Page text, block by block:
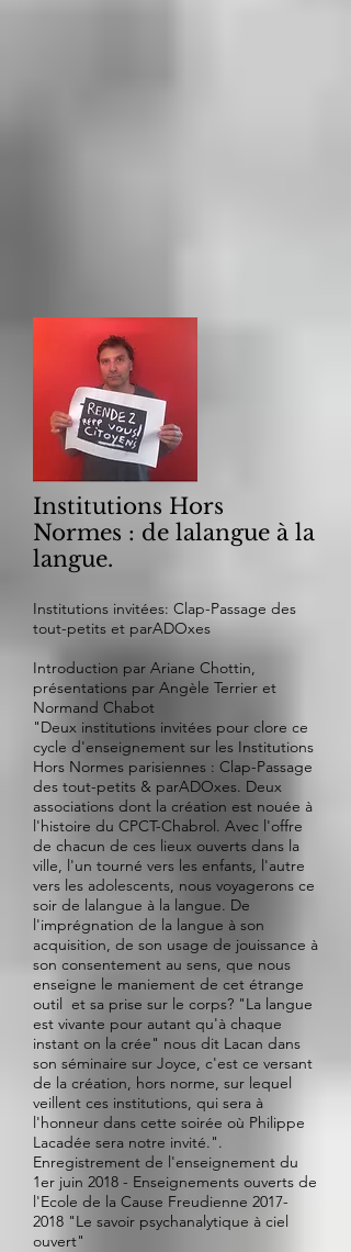
Institutions Hors
Normes : de lalangue à la
langue.
Institutions invitées: Clap-Passage des
tout-petits et parADOxes
Introduction par Ariane Chottin,
présentations par Angèle Terrier et
Normand Chabot
"Deux institutions invitées pour clore ce
cycle d'enseignement sur les Institutions
Hors Normes parisiennes : Clap-Passage
des tout-petits & parADOxes. Deux
associations dont la création est nouée à
l'histoire du CPCT-Chabrol. Avec l'offre
de chacun de ces lieux ouverts dans la
ville, l'un tourné vers les enfants, l'autre
vers les adolescents, nous voyagerons ce
soir de lalangue à la langue. De
l'imprégnation de la langue à son
acquisition, de son usage de jouissance à
son consentement au sens, que nous
enseigne le maniement de cet étrange
outil et sa prise sur le corps? "La langue
est vivante pour autant qu'à chaque
instant on la crée" nous dit Lacan dans
son séminaire sur Joyce, c'est ce versant
de la création, hors norme, sur lequel
veillent ces institutions, qui sera à
l'honneur dans cette soirée où Philippe
Lacadée sera notre invité.".
Enregistrement de l'enseignement du
1er juin 2018 - Enseignements ouverts de
l'Ecole de la Cause Freudienne 2017-
2018 "Le savoir psychanalytique à ciel
ouvert"